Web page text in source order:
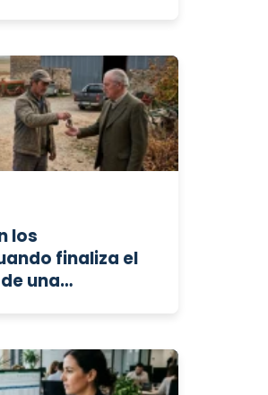
los
finaliza el
una